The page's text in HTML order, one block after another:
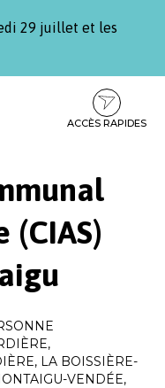
29 juillet et les
ACCÈS RAPIDES
(CIAS)
,
, LA BOISSIÈRE-
VENDÉE,